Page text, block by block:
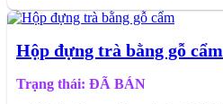
Hộp đựng trà bằng gỗ cẩm
Trạng thái: ĐÃ BÁN